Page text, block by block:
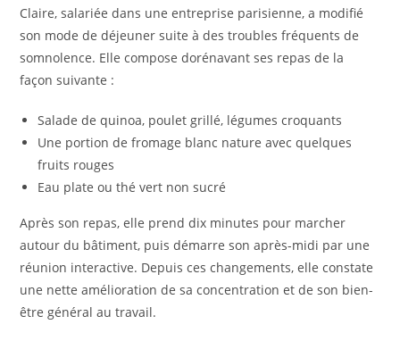
Claire, salariée dans une entreprise parisienne, a modifié
son mode de déjeuner suite à des troubles fréquents de
somnolence. Elle compose dorénavant ses repas de la
façon suivante :
Salade de quinoa, poulet grillé, légumes croquants
Une portion de fromage blanc nature avec quelques
fruits rouges
Eau plate ou thé vert non sucré
Après son repas, elle prend dix minutes pour marcher
autour du bâtiment, puis démarre son après-midi par une
réunion interactive. Depuis ces changements, elle constate
une nette amélioration de sa concentration et de son bien-
être général au travail.